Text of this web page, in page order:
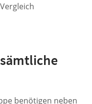
benötigen neben